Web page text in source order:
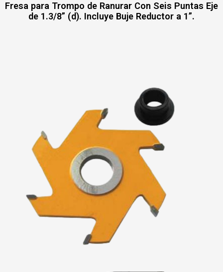
Fresa para Trompo de Ranurar Con Seis Puntas Eje
de 1.3/8” (d). Incluye Buje Reductor a 1”.